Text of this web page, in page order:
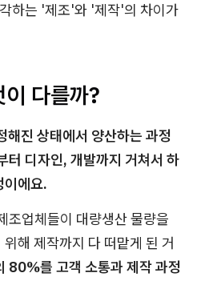
하는 '제조'와 '제작'의 차이가
다를까?
해진 상태에서 양산하는 과정
터 디자인, 개발까지 거쳐서 하
이에요.
조업체들이 대량생산 물량을
해 제작까지 다 떠맡게 된 거
80%를 고객 소통과 제작 과정